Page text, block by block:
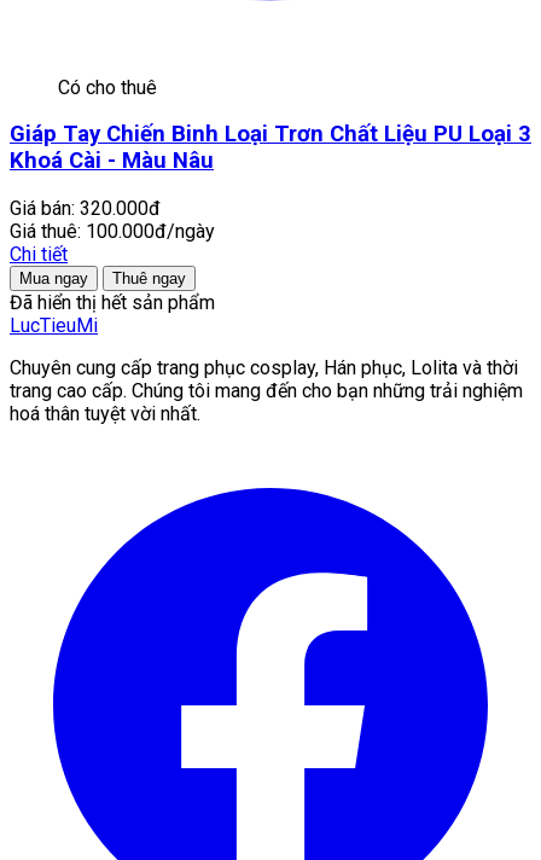
Có cho thuê
Giáp Tay Chiến Binh Loại Trơn Chất Liệu PU Loại 3
Khoá Cài - Màu Nâu
Giá bán: 320.000đ
Giá thuê: 100.000đ/ngày
Chi tiết
Mua ngay Thuê ngay
Đã hiển thị hết sản phẩm
LucTieuMi
Chuyên cung cấp trang phục cosplay, Hán phục, Lolita và thời
trang cao cấp. Chúng tôi mang đến cho bạn những trải nghiệm
hoá thân tuyệt vời nhất.